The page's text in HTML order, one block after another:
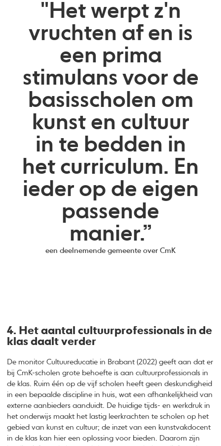
"Het werpt z'n
vruchten af en is
een prima
stimulans voor de
basisscholen om
kunst en cultuur
in te bedden in
het curriculum. En
ieder op de eigen
passende
manier.”
een deelnemende gemeente over CmK
4. Het aantal cultuurprofessionals in de
klas daalt verder
De monitor Cultuureducatie in Brabant (2022) geeft aan dat er
bij CmK-scholen grote behoefte is aan cultuurprofessionals in
de klas. Ruim één op de vijf scholen heeft geen deskundigheid
in een bepaalde discipline in huis, wat een afhankelijkheid van
externe aanbieders aanduidt. De huidige tijds- en werkdruk in
het onderwijs maakt het lastig leerkrachten te scholen op het
gebied van kunst en cultuur; de inzet van een kunstvakdocent
in de klas kan hier een oplossing voor bieden. Daarom zijn